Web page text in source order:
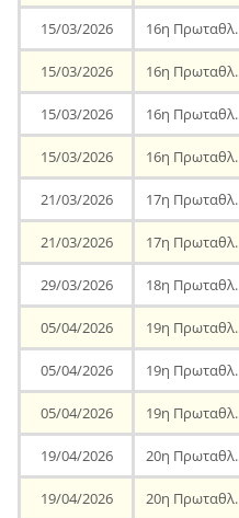
15/03/2026 16η Πρωταθλ.
15/03/2026 16η Πρωταθλ.
15/03/2026 16η Πρωταθλ.
15/03/2026 16η Πρωταθλ.
21/03/2026 17η Πρωταθλ.
21/03/2026 17η Πρωταθλ.
29/03/2026 18η Πρωταθλ.
05/04/2026 19η Πρωταθλ.
05/04/2026 19η Πρωταθλ.
05/04/2026 19η Πρωταθλ.
19/04/2026 20η Πρωταθλ.
19/04/2026 20η Πρωταθλ.